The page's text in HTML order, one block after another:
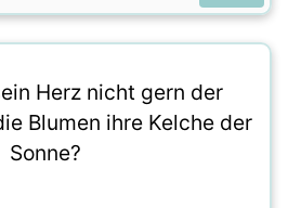
Herz nicht gern der
Blumen ihre Kelche der
Sonne?